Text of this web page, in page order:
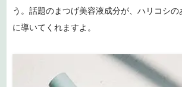
う。話題のまつげ美容液成分が、ハリコシ
に導いてくれますよ。